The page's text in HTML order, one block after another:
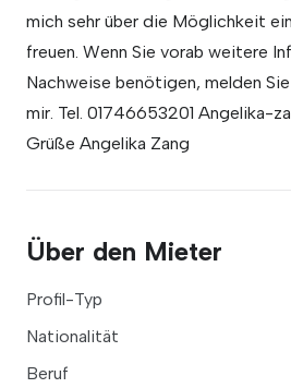
mich sehr über die Möglichkeit
freuen. Wenn Sie vorab weitere
Nachweise benötigen, melden
mir. Tel. 01746653201 Angelika-
Grüße Angelika Zang
Über den Mieter
Profil-Typ
Nationalität
Beruf